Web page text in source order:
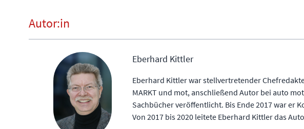
Autor:in
Eberhard Kittler
Eberhard Kittler war stellvertretender
MARKT und mot, anschließend Autor bei auto
Sachbücher veröffentlicht. Bis Ende 2017 war er
Von 2017 bis 2020 leitete Eberhard Kittler das